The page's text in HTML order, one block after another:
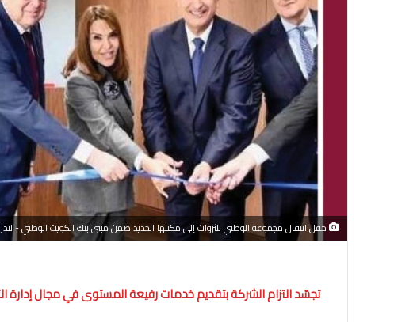
حفل انتقال مجموعة الوطني للثروات إلى مكتبها الجديد ضمن مبنى بنك الكويت الوطني -
تجسّد التزام الشركة بتقديم خدمات رفيعة المستوى في مجال إدارة